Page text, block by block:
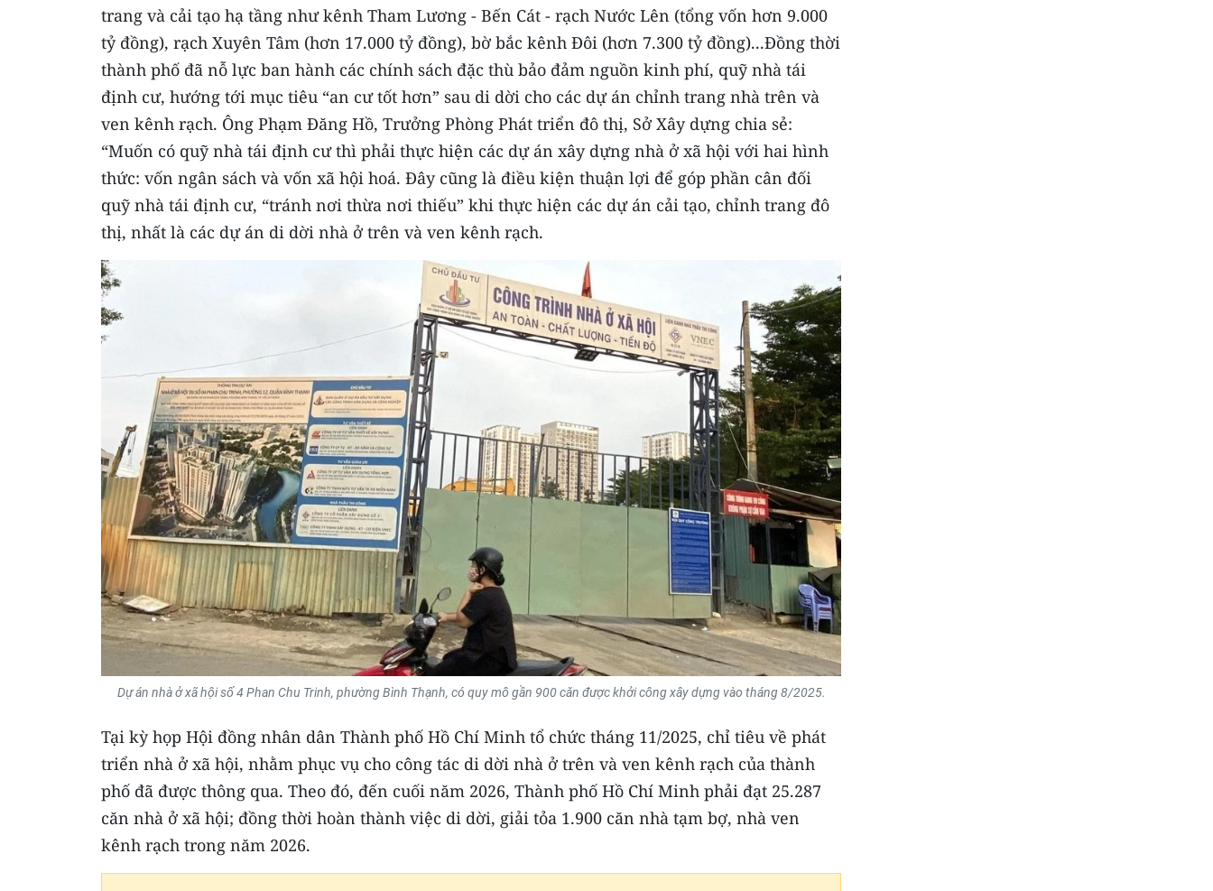
trang và cải tạo hạ tầng như kênh Tham Lương - Bến Cát - rạch Nước Lên (tổng vốn hơn 9.000
tỷ đồng), rạch Xuyên Tâm (hơn 17.000 tỷ đồng), bờ bắc kênh Đôi (hơn 7.300 tỷ đồng)...Đồng thời
thành phố đã nỗ lực ban hành các chính sách đặc thù bảo đảm nguồn kinh phí, quỹ nhà tái
định cư, hướng tới mục tiêu “an cư tốt hơn” sau di dời cho các dự án chỉnh trang nhà trên và
ven kênh rạch. Ông Phạm Đăng Hồ, Trưởng Phòng Phát triển đô thị, Sở Xây dựng chia sẻ:
“Muốn có quỹ nhà tái định cư thì phải thực hiện các dự án xây dựng nhà ở xã hội với hai hình
thức: vốn ngân sách và vốn xã hội hoá. Đây cũng là điều kiện thuận lợi để góp phần cân đối
quỹ nhà tái định cư, “tránh nơi thừa nơi thiếu” khi thực hiện các dự án cải tạo, chỉnh trang đô
thị, nhất là các dự án di dời nhà ở trên và ven kênh rạch.
Dự án nhà ở xã hội số 4 Phan Chu Trinh, phường Bình Thạnh, có quy mô gần 900 căn được khởi công xây dựng vào tháng 8/2025.
Tại kỳ họp Hội đồng nhân dân Thành phố Hồ Chí Minh tổ chức tháng 11/2025, chỉ tiêu về phát
triển nhà ở xã hội, nhằm phục vụ cho công tác di dời nhà ở trên và ven kênh rạch của thành
phố đã được thông qua. Theo đó, đến cuối năm 2026, Thành phố Hồ Chí Minh phải đạt 25.287
căn nhà ở xã hội; đồng thời hoàn thành việc di dời, giải tỏa 1.900 căn nhà tạm bợ, nhà ven
kênh rạch trong năm 2026.